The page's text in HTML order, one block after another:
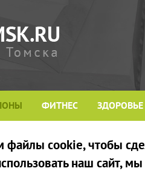
ФИТНЕС ЗДОРОВЬЕ
файлы сookie, чтобы
наш сайт,